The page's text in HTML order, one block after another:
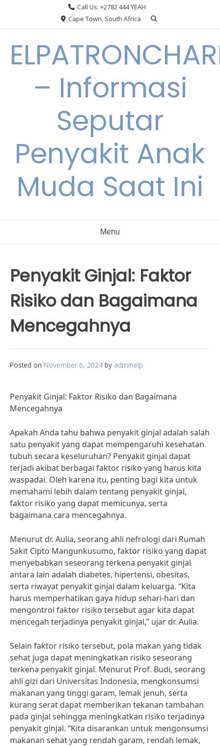
Call Us: +2782 444 YEAH
Cape Town, South Africa
– Informasi
Seputar
Penyakit Anak
Muda Saat Ini
Menu
Penyakit Ginjal: Faktor
Risiko dan Bagaimana
Mencegahnya
Posted on November 6, 2024 by adminelp
Penyakit Ginjal: Faktor Risiko dan Bagaimana
Mencegahnya
Apakah Anda tahu bahwa penyakit ginjal adalah salah
satu penyakit yang dapat mempengaruhi kesehatan
tubuh secara keseluruhan? Penyakit ginjal dapat
terjadi akibat berbagai faktor risiko yang harus kita
waspadai. Oleh karena itu, penting bagi kita untuk
memahami lebih dalam tentang penyakit ginjal,
faktor risiko yang dapat memicunya, serta
bagaimana cara mencegahnya.
Menurut dr. Aulia, seorang ahli nefrologi dari Rumah
Sakit Cipto Mangunkusumo, faktor risiko yang dapat
menyebabkan seseorang terkena penyakit ginjal
antara lain adalah diabetes, hipertensi, obesitas,
serta riwayat penyakit ginjal dalam keluarga. “Kita
harus memperhatikan gaya hidup sehari-hari dan
mengontrol faktor risiko tersebut agar kita dapat
mencegah terjadinya penyakit ginjal,” ujar dr. Aulia.
Selain faktor risiko tersebut, pola makan yang tidak
sehat juga dapat meningkatkan risiko seseorang
terkena penyakit ginjal. Menurut Prof. Budi, seorang
ahli gizi dari Universitas Indonesia, mengkonsumsi
makanan yang tinggi garam, lemak jenuh, serta
kurang serat dapat memberikan tekanan tambahan
pada ginjal sehingga meningkatkan risiko terjadinya
penyakit ginjal. “Kita disarankan untuk mengonsumsi
makanan sehat yang rendah garam, rendah lemak,